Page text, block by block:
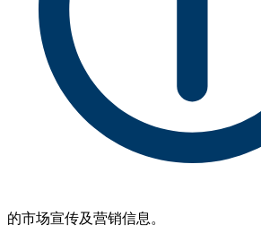
的市场宣传及营销信息。